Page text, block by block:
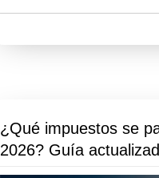
¿Qué impuestos se
2026? Guía